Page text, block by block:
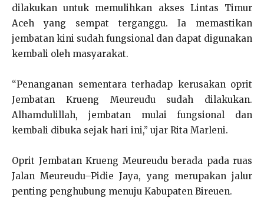
dilakukan untuk memulihkan akses Lintas Timur
Aceh yang sempat terganggu. Ia memastikan
jembatan kini sudah fungsional dan dapat digunakan
kembali oleh masyarakat.
“Penanganan sementara terhadap kerusakan oprit
Jembatan Krueng Meureudu sudah dilakukan.
Alhamdulillah, jembatan mulai fungsional dan
kembali dibuka sejak hari ini,” ujar Rita Marleni.
Oprit Jembatan Krueng Meureudu berada pada ruas
Jalan Meureudu–Pidie Jaya, yang merupakan jalur
penting penghubung menuju Kabupaten Bireuen.